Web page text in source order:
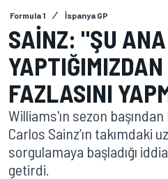
Formula 1 İspanya GP
SAINZ: "ŞU
FAZLASINI
Williams'ın sezon
Carlos Sainz’ın takımdaki
sorgulamaya başladığı
getirdi.